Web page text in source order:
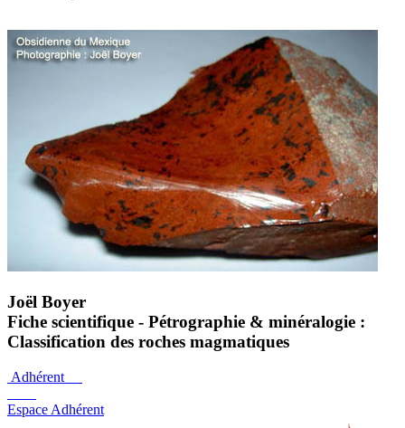
Joël Boyer
Fiche scientifique - Pétrographie & minéralogie :
Classification des roches magmatiques
Adhérent
Espace Adhérent